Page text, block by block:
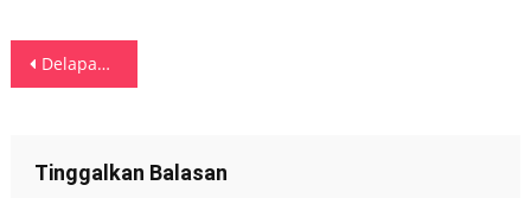
Navigasi
Delapan Prajurit Berprestasi Terima Piagam Penghargaan Dari Pangdam XVI/Pattimura
Tinggalkan Balasan